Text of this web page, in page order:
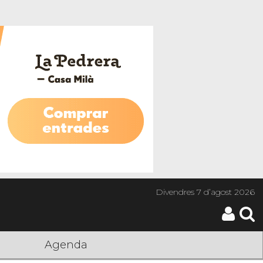
Divendres7 d’agost 2026
Agenda